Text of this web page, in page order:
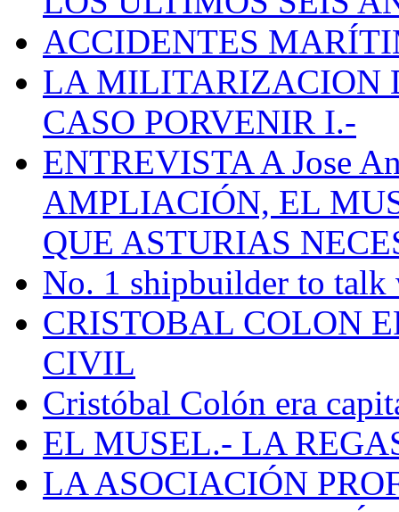
ACCIDENTES
LA MILITARIZACION
CASO PORVENIR I.-
ENTREVISTA A Jose
AMPLIACIÓN, EL
QUE ASTURIAS
No. 1 shipbuilder to talk
CRISTOBAL COLON
CIVIL
Cristóbal Colón era
EL MUSEL.- LA
LA ASOCIACIÓN